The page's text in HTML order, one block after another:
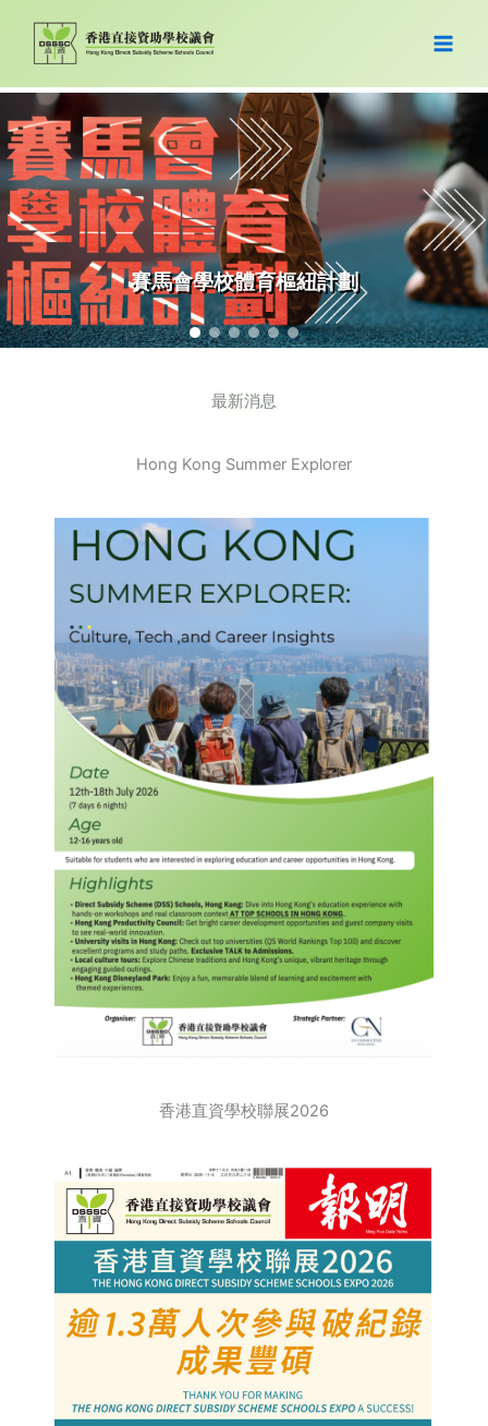
要
內
容
賽馬會學校體育樞紐計劃
慶祝中
最新消息
Hong Kong Summer Explorer
香港直資學校聯展2026